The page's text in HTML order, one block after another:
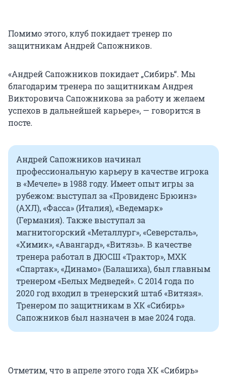
Помимо этого, клуб покидает тренер по
защитникам Андрей Сапожников.
«Андрей Сапожников покидает „Сибирь“. Мы
благодарим тренера по защитникам Андрея
Викторовича Сапожникова за работу и желаем
успехов в дальнейшей карьере», — говорится в
посте.
Андрей Сапожников начинал
профессиональную карьеру в качестве игрока
в «Мечеле» в 1988 году. Имеет опыт игры за
рубежом: выступал за «Провиденс Брюинз»
(АХЛ), «Фасса» (Италия), «Ведемарк»
(Германия). Также выступал за
магнитогорский «Металлург», «Северсталь»,
«Химик», «Авангард», «Витязь». В качестве
тренера работал в ДЮСШ «Трактор», МХК
«Спартак», «Динамо» (Балашиха), был главным
тренером «Белых Медведей». С 2014 года по
2020 год входил в тренерский штаб «Витязя».
Тренером по защитникам в ХК «Сибирь»
Сапожников был назначен в мае 2024 года.
Отметим, что в апреле этого года ХК «Сибирь»